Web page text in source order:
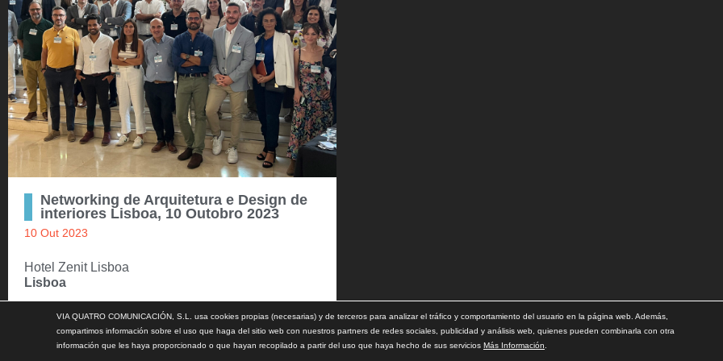
Networking de Arquitetura e Design de
interiores Lisboa, 10 Outobro 2023
10 Out 2023
Hotel Zenit Lisboa
Lisboa
VIA QUATRO COMUNICACIÓN, S.L. usa cookies propias (necesarias) y de terceros para analizar el tráfico y comportamiento del usuario en la página web. Además,
compartimos información sobre el uso que haga del sitio web con nuestros partners de redes sociales, publicidad y análisis web, quienes pueden combinarla con otra
información que les haya proporcionado o que hayan recopilado a partir del uso que haya hecho de sus servicios Más Información